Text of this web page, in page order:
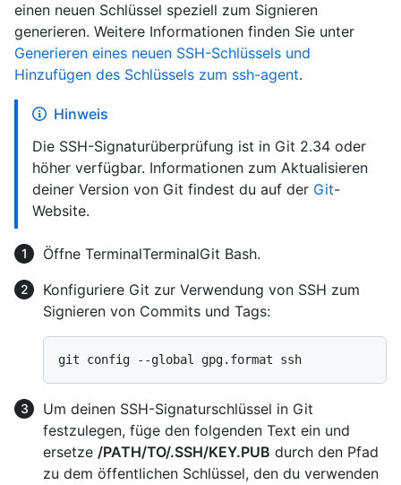
einen neuen Schlüssel speziell zum Signieren
generieren. Weitere Informationen finden Sie unter
Generieren eines neuen SSH-Schlüssels und
Hinzufügen des Schlüssels zum ssh-agent.
Hinweis
Die SSH-Signaturüberprüfung ist in Git 2.34 oder
höher verfügbar. Informationen zum Aktualisieren
deiner Version von Git findest du auf der Git-
Website.
Öffne TerminalTerminalGit Bash.
Konfiguriere Git zur Verwendung von SSH zum
Signieren von Commits und Tags:
Um deinen SSH-Signaturschlüssel in Git
festzulegen, füge den folgenden Text ein und
ersetze /PATH/TO/.SSH/KEY.PUB durch den Pfad
zu dem öffentlichen Schlüssel, den du verwenden